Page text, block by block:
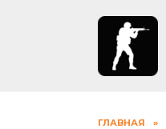
ГЛАВНАЯ »